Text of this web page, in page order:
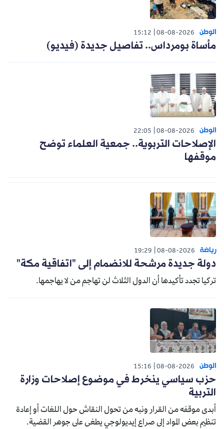
الوطن 08-08-2026
15:12
مأساة بومرداس.. تفاصيل جديدة (فيديو)
الوطن 08-08-2026
22:05
الإصلاحات التربوية.. جمعية العلماء توضح
موقفها
رياضة 08-08-2026
19:29
دولة جديدة مرشحة للانضمام إلى "اتفاقية مكة"
تركيا تجدد تأكيدها أن الدول الثلاث لن تهاجم من لا يهاجمها.
الوطن 08-08-2026
15:16
حزب سياسي ينخرط في موضوع إصلاحات وزارة
التربية
أبدى موقفه من القرار ونبه من تحول النقاش حول اللغات أو إعادة
تنظيم بعض المواد إلى صراع إيديولوجي يطغى على جوهر القضية.